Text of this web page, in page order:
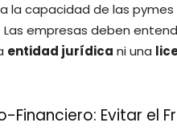
la capacidad de las
empresas deben
entidad jurídica ni una
Financiero: Evitar el